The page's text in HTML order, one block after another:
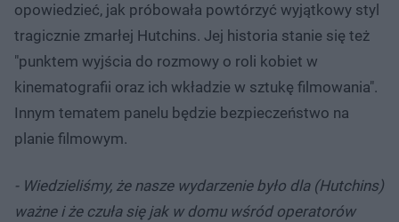
opowiedzieć, jak próbowała powtórzyć wyjątkowy styl
tragicznie zmarłej Hutchins. Jej historia stanie się też
"punktem wyjścia do rozmowy o roli kobiet w
kinematografii oraz ich wkładzie w sztukę filmowania".
Innym tematem panelu będzie bezpieczeństwo na
planie filmowym.
- Wiedzieliśmy, że nasze wydarzenie było dla (Hutchins)
ważne i że czuła się jak w domu wśród operatorów